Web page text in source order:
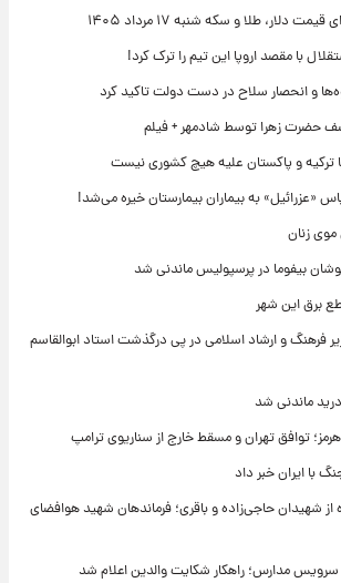
طلا و سکه شنبه ۱۷ مرداد ۱۴۰۵
با مقصد اروپا این تیم را ترک کرد!
و انحصار سلاح در دست دولت تاکید کرد
حضرت زهرا توسط شادمهر + فیلم
ترکیه و پاکستان علیه هیچ کشوری نیست
«عزرائیل» به بیماران بیمارستان خیره می‌شد!
زنان
بیفوما در پرسپولیس ماندنی شد
برق این شهر
فرهنگ و ارشاد اسلامی در پی درگذشت استاد ابوالقاسم
ماندنی شد
توافق تهران و مسقط خارج از سناریوی ترامپ
با ایران خبر داد
شهیدان حاجی‌زاده و باقری؛ فرماندهان شهید هوافضای
سرویس مدارس؛ راهکار شکایت والدین اعلام شد